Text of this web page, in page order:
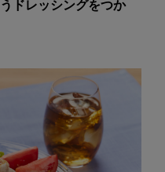
ドレッシングをつか